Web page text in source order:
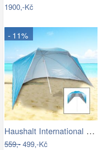
1900,-Kč
- 11%
Haushalt International Plážový…
559,-499,-Kč